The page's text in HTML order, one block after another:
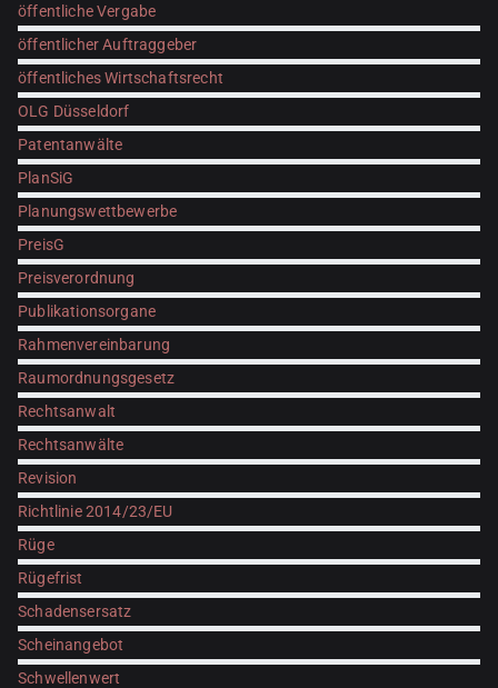
öffentliche Vergabe
öffentlicher Auftraggeber
öffentliches Wirtschaftsrecht
OLG Düsseldorf
Patentanwälte
PlanSiG
Planungswettbewerbe
PreisG
Preisverordnung
Publikationsorgane
Rahmenvereinbarung
Raumordnungsgesetz
Rechtsanwalt
Rechtsanwälte
Revision
Richtlinie 2014/23/EU
Rüge
Rügefrist
Schadensersatz
Scheinangebot
Schwellenwert